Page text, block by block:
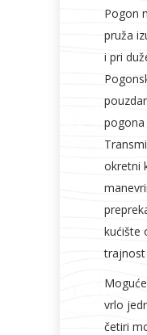
Pogon
pruža
i pri
pogona
okretni
kućište
trajnost
vrlo
četiri